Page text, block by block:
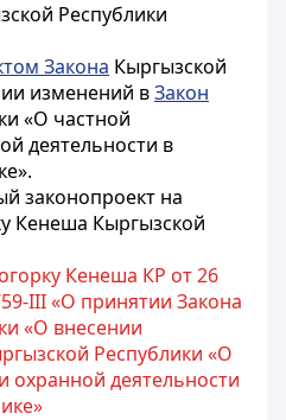
Республики
Закона Кыргызской
изменений вЗакон
«О частной
деятельности в
законопроект на
Кенеша Кыргызской
Кенеша КР от 26
III «О принятии Закона
«О внесении
Республики «О
охранной деятельности